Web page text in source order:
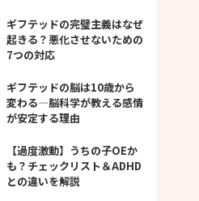
ギフテッドの完璧主義はなぜ
起きる？悪化させないための
7つの対応
ギフテッドの脳は10歳から
変わる—脳科学が教える感情
が安定する理由
【過度激動】うちの子OEか
も？チェックリスト＆ADHD
との違いを解説